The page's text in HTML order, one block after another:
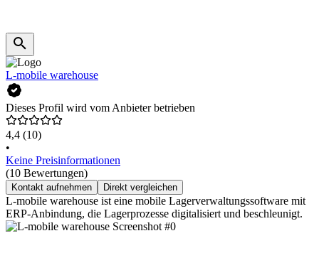
L-mobile warehouse
Dieses Profil wird vom Anbieter betrieben
4,4 (10)
•
Keine Preisinformationen
(10 Bewertungen)
Kontakt aufnehmen Direkt vergleichen
L-mobile warehouse ist eine mobile Lagerverwaltungssoftware mit
ERP-Anbindung, die Lagerprozesse digitalisiert und beschleunigt.